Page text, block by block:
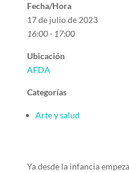
Fecha/Hora
17 de julio de 2023
16:00 - 17:00
Ubicación
AFDA
Categorías
Arte y salud
Ya desde la infancia